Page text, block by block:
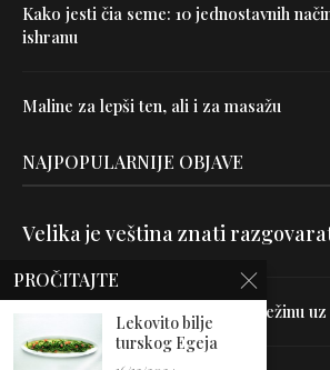
Kako jesti čia seme: 10 jednostavnih
ishranu
Maline za lepši ten, ali i za masažu
NAJPOPULARNIJE OBJAVE
Velika je veština znati
Uništite parazite i normalizujte težinu
PROČITAJTE
Lekovito bilje
turskog Egeja